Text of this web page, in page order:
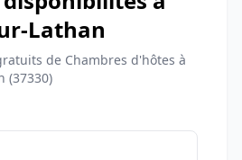
Lathan
de Chambres d'hôtes à
(37330)